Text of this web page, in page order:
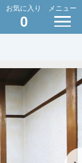
お気に入り
0
メニュー